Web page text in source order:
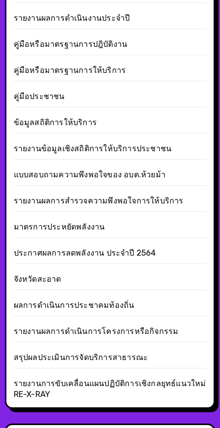
รายงานผลการดำเนินงานประจำปี
คู่มือหรือมาตรฐานการปฎิบัติงาน
คู่มือหรือมาตรฐานการให้บริการ
คู่มือประชาชน
ข้อมูลสถิติการให้บริการ
รายงานข้อมูลเชิงสถิติการให้บริการประชาชน
แบบสอบถามความพึงพอใจของ อบต.ห้วยม้า
รายงานผลการสำรวจความพึงพอใจการให้บริการ
มาตรการประหยัดพลังงาน
ประกาศผลการลดพลังงาน ประจำปี 2564
จังหวัดสะอาด
ผลการดำเนินการประชาคมท้องถิ่น
รายงานผลการดำเนินการโครงการหรือกิจกรรม
สรุปผลประเมินการจัดบริการสาธารณะ
รายงานการขับเคลื่อนแผนปฏิบัติการเชิงกลยุทธ์แนวใหม่
RE-X-RAY